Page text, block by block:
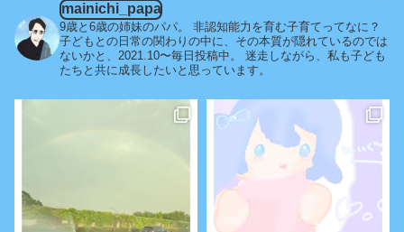
mainichi_papa
9歳と6歳の姉妹のパパ。
非認知能力を育む子育てってなに？
子どもとの日常の関わりの中に、その本質が隠れているのでは
ないかと、2021.10〜毎日投稿中。
迷走しながら、私も子ども
たちと共に成長したいと思っています。